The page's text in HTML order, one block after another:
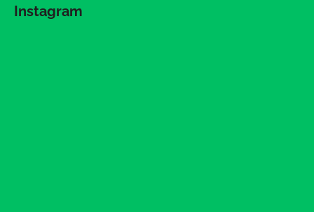
Instagram